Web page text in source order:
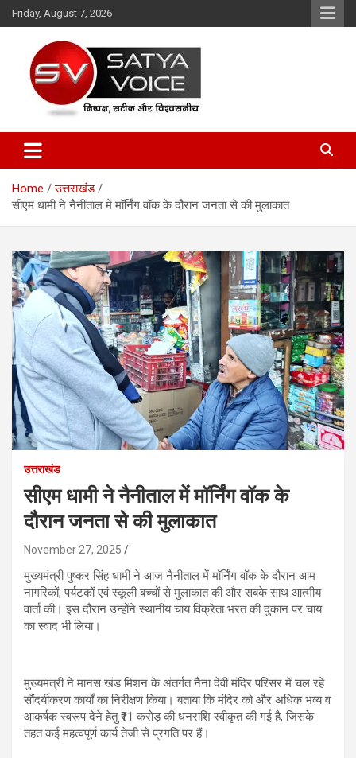
Skip
to
Friday, August 7, 2026
Satya Voice
Home
उत्तराखंड
सीएम धामी ने नैनीताल में मॉर्निंग वॉक के दौरान जनता से की मुलाकात
उत्तराखंड
सीएम धामी ने नैनीताल में मॉर्निंग वॉक के
दौरान जनता से की मुलाकात
November 27, 2025
मुख्यमंत्री पुष्कर सिंह धामी ने आज नैनीताल में मॉर्निंग वॉक के दौरान आम
नागरिकों, पर्यटकों एवं स्कूली बच्चों से मुलाकात की और सबके साथ आत्मीय
वार्ता की। इस दौरान उन्होंने स्थानीय चाय विक्रेता भरत की दुकान पर चाय
का स्वाद भी लिया।
मुख्यमंत्री ने मानस खंड मिशन के अंतर्गत नैना देवी मंदिर परिसर में चल रहे
सौंदर्यीकरण कार्यों का निरीक्षण किया। बताया कि मंदिर को और अधिक भव्य व
आकर्षक स्वरूप देने हेतु ₹11 करोड़ की धनराशि स्वीकृत की गई है, जिसके
तहत कई महत्वपूर्ण कार्य तेजी से प्रगति पर हैं।